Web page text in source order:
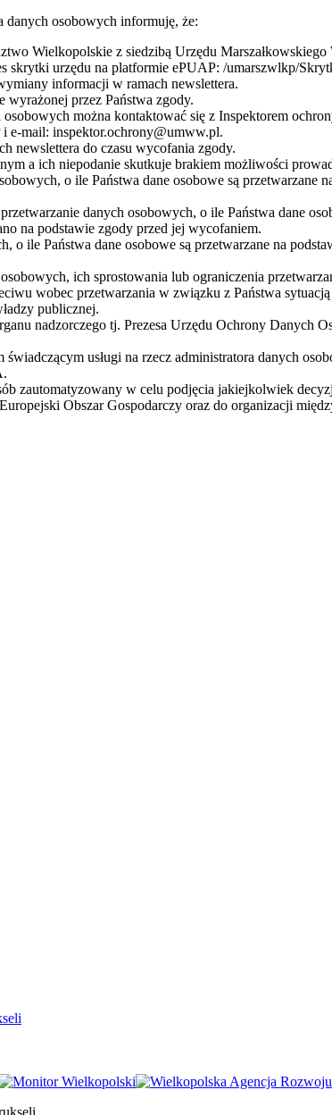
danych osobowych informuję, że:
Wielkopolskie z siedzibą Urzędu
skrytki urzędu na platformie ePUAP: /umarszwlkp/
informacji w ramach newslettera.
wyrażonej przez Państwa zgody.
można kontaktować się z Inspektorem
e-mail: inspektor.ochrony@umww.pl.
newslettera do czasu wycofania zgody.
a ich niepodanie skutkuje brakiem możliwości
o ile Państwa dane osobowe są
danych osobowych, o ile Państwa dane
na podstawie zgody przed jej wycofaniem.
o ile Państwa dane osobowe są przetwarzane na
ich sprostowania lub ograniczenia
wobec przetwarzania w związku z Państwa
publicznej.
nadzorczego tj. Prezesa Urzędu Ochrony
świadczącym usługi na rzecz administratora danych
zautomatyzowany w celu podjęcia jakiejkolwiek
Obszar Gospodarczy oraz do organizacji